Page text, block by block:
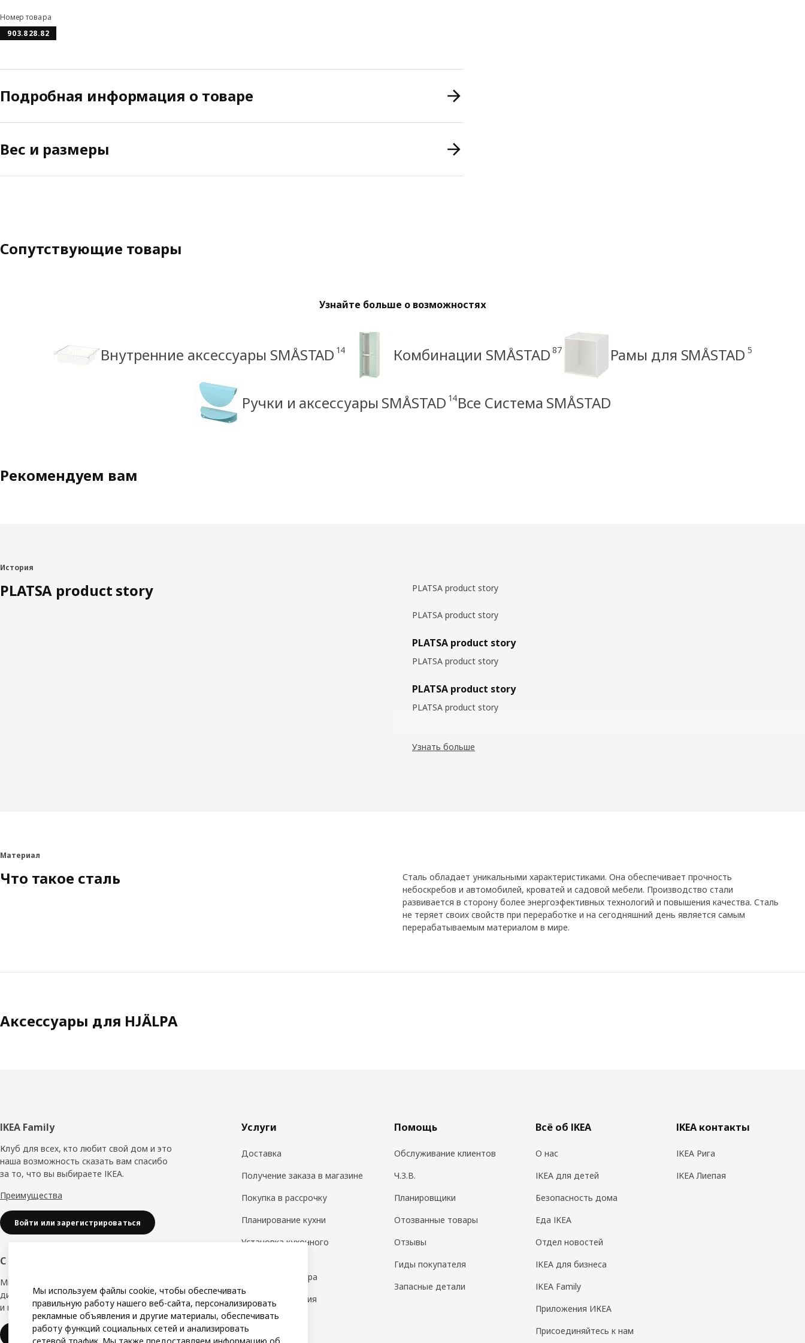
Номер товара
903.828.82
Подробная информация о товаре
Вес и размеры
Сопутствующие товары
Узнайте больше о возможностях
Внутренние аксессуары SMÅSTAD 14 Комбинации SMÅSTAD 87 Рамы для SMÅSTAD 5
Ручки и аксессуары SMÅSTAD 14Все Система SMÅSTAD
Рекомендуем вам
История
PLATSA product story PLATSA product story
PLATSA product story
PLATSA product story
PLATSA product story
PLATSA product story
PLATSA product story
Узнать больше
Материал
Что такое сталь
Сталь обладает уникальными характеристиками. Она обеспечивает прочность
небоскребов и автомобилей, кроватей и садовой мебели. Производство стали
развивается в сторону более энергоэфективных технологий и повышения качества. Сталь
не теряет своих свойств при переработке и на сегодняшний день является самым
перерабатываемым материалом в мире.
Аксессуары для HJÄLPA
Нижний
колонтитул
IKEA Family
Клуб для всех, кто любит свой дом и это
наша возможность сказать вам спасибо
за то, что вы выбираете IKEA.
Преимущества
Войти или зарегистрироваться
С заботой о вашем бизнесе
Мы в IKEA, предлагаем безупречный
дизайн, вариации стилей, отличные цены
и надёжное качество.
IKEA для бизнеса
Услуги
Доставка
Получение заказа в магазине
Покупка в рассрочку
Планирование кухни
Установка кухонного
Дизайн интерьера
Замер помещения
Сборка
Помощь
Обслуживание клиентов
Ч.З.В.
Планировщики
Отозванные товары
Отзывы
Гиды покупателя
Запасные детали
Всё об IKEA
О нас
IKEA для детей
Безопасность дома
Еда IKEA
Отдел новостей
IKEA для бизнеса
IKEA Family
Приложения ИКЕА
Присоединяйтесь к нам
IKEA контакты
IKEA Рига
IKEA Лиепая
Мы используем файлы cookie, чтобы обеспечивать
правильную работу нашего веб-сайта, персонализировать
рекламные объявления и другие материалы, обеспечивать
работу функций социальных сетей и анализировать